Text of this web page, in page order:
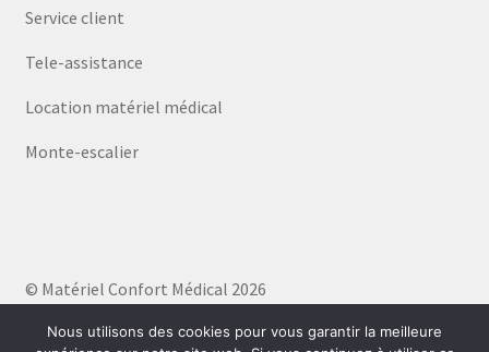
Service client
Tele-assistance
Location matériel médical
Monte-escalier
© Matériel Confort Médical 2026
Nous utilisons des cookies pour vous garantir la meilleure